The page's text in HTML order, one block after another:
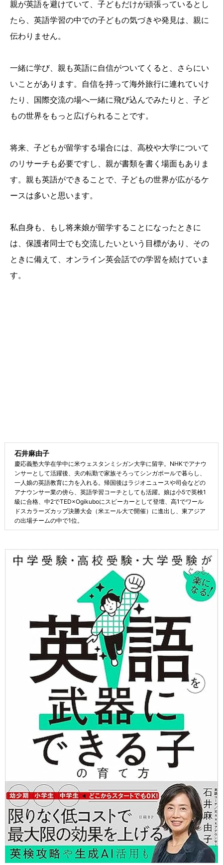
親が英語を避けていて、子どもだけが頑張っているとし
たら、英語学習の中での子どもの気づきや発見は、親に
伝わりません。
一緒に学び、親も英語に自信がついてくると、さらにい
いことがあります。自信を持って海外旅行に連れていけ
たり、国際交流の場へ一緒に飛び込んでみたりと、子ど
もの世界をもっと広げられることです。
将来、子どもが留学する場合には、高校や大学について
のリサーチも必要ですし、親が書類を書く場面もありま
す。親も英語ができることで、子どもの世界が広がるケ
ースは多いと思います。
私自身も、もし将来娘が留学することになったときに
は、保護者同士でも交流したいという目標があり、その
ときに備えて、オンライン英会話での学習を続けていま
す。
石井麻由子
慶応義塾大学在学中に米ウェスタンミシガン大学に留学。NHKでアナウ
ンサーとして活躍後、夫の転勤で家族そろってシンガポールで暮らし、
一人娘の英語教育に力を入れる。帰国後はラジオニュースや司会などの
アナウンサー業の傍ら、英語学習コーチとしても活躍。娘は小5で英検1
級に合格、中2でTED×Ogikuboにスピーカーとして登壇、高1でワール
ドスカラーズカップ決勝大会（米エール大で開催）に進出し、東アジア
の出場チームの中で1位。